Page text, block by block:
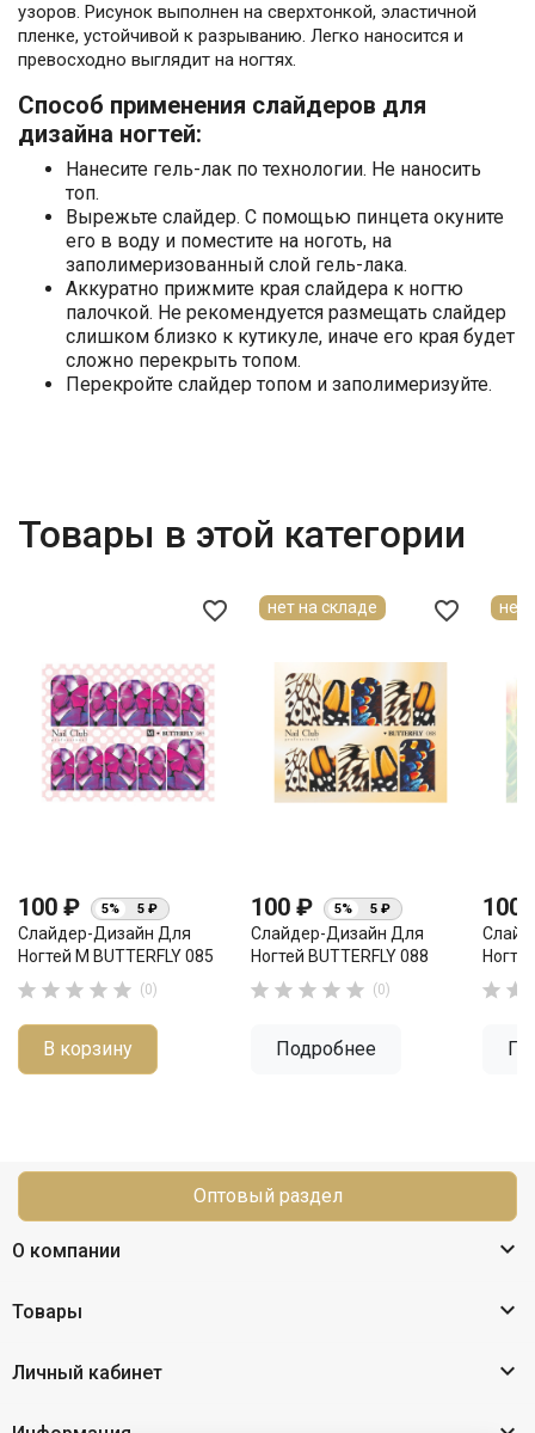
узоров. Рисунок выполнен на сверхтонкой, эластичной
пленке, устойчивой к разрыванию. Легко наносится и
превосходно выглядит на ногтях.
Способ применения слайдеров для
дизайна ногтей:
Нанесите гель-лак по технологии. Не наносить
топ.
Вырежьте слайдер. С помощью пинцета окуните
его в воду и поместите на ноготь, на
заполимеризованный слой гель-лака.
Аккуратно прижмите края слайдера к ногтю
палочкой. Не рекомендуется размещать слайдер
слишком близко к кутикуле, иначе его края будет
сложно перекрыть топом.
Перекройте слайдер топом и заполимеризуйте.
Товары в этой категории
favorite_border
100 ₽ 5% 5 ₽
Слайдер-Дизайн Для
Ногтей М BUTTERFLY 085
     (0)
В корзину
favorite_border
100 ₽ 5% 5 ₽
Слайдер-Дизайн Для
Ногтей BUTTERFLY 088
     (0)
Подробнее
нет на складе
100
 
нет
Оптовый раздел
О компании 
Товары 
Личный кабинет 